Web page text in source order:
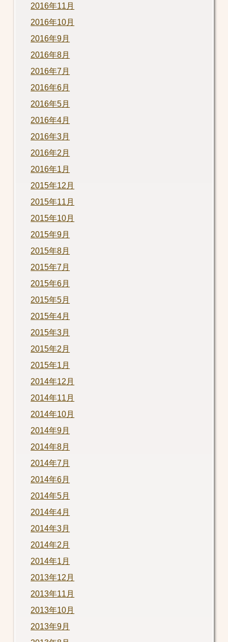
2016年11月
2016年10月
2016年9月
2016年8月
2016年7月
2016年6月
2016年5月
2016年4月
2016年3月
2016年2月
2016年1月
2015年12月
2015年11月
2015年10月
2015年9月
2015年8月
2015年7月
2015年6月
2015年5月
2015年4月
2015年3月
2015年2月
2015年1月
2014年12月
2014年11月
2014年10月
2014年9月
2014年8月
2014年7月
2014年6月
2014年5月
2014年4月
2014年3月
2014年2月
2014年1月
2013年12月
2013年11月
2013年10月
2013年9月